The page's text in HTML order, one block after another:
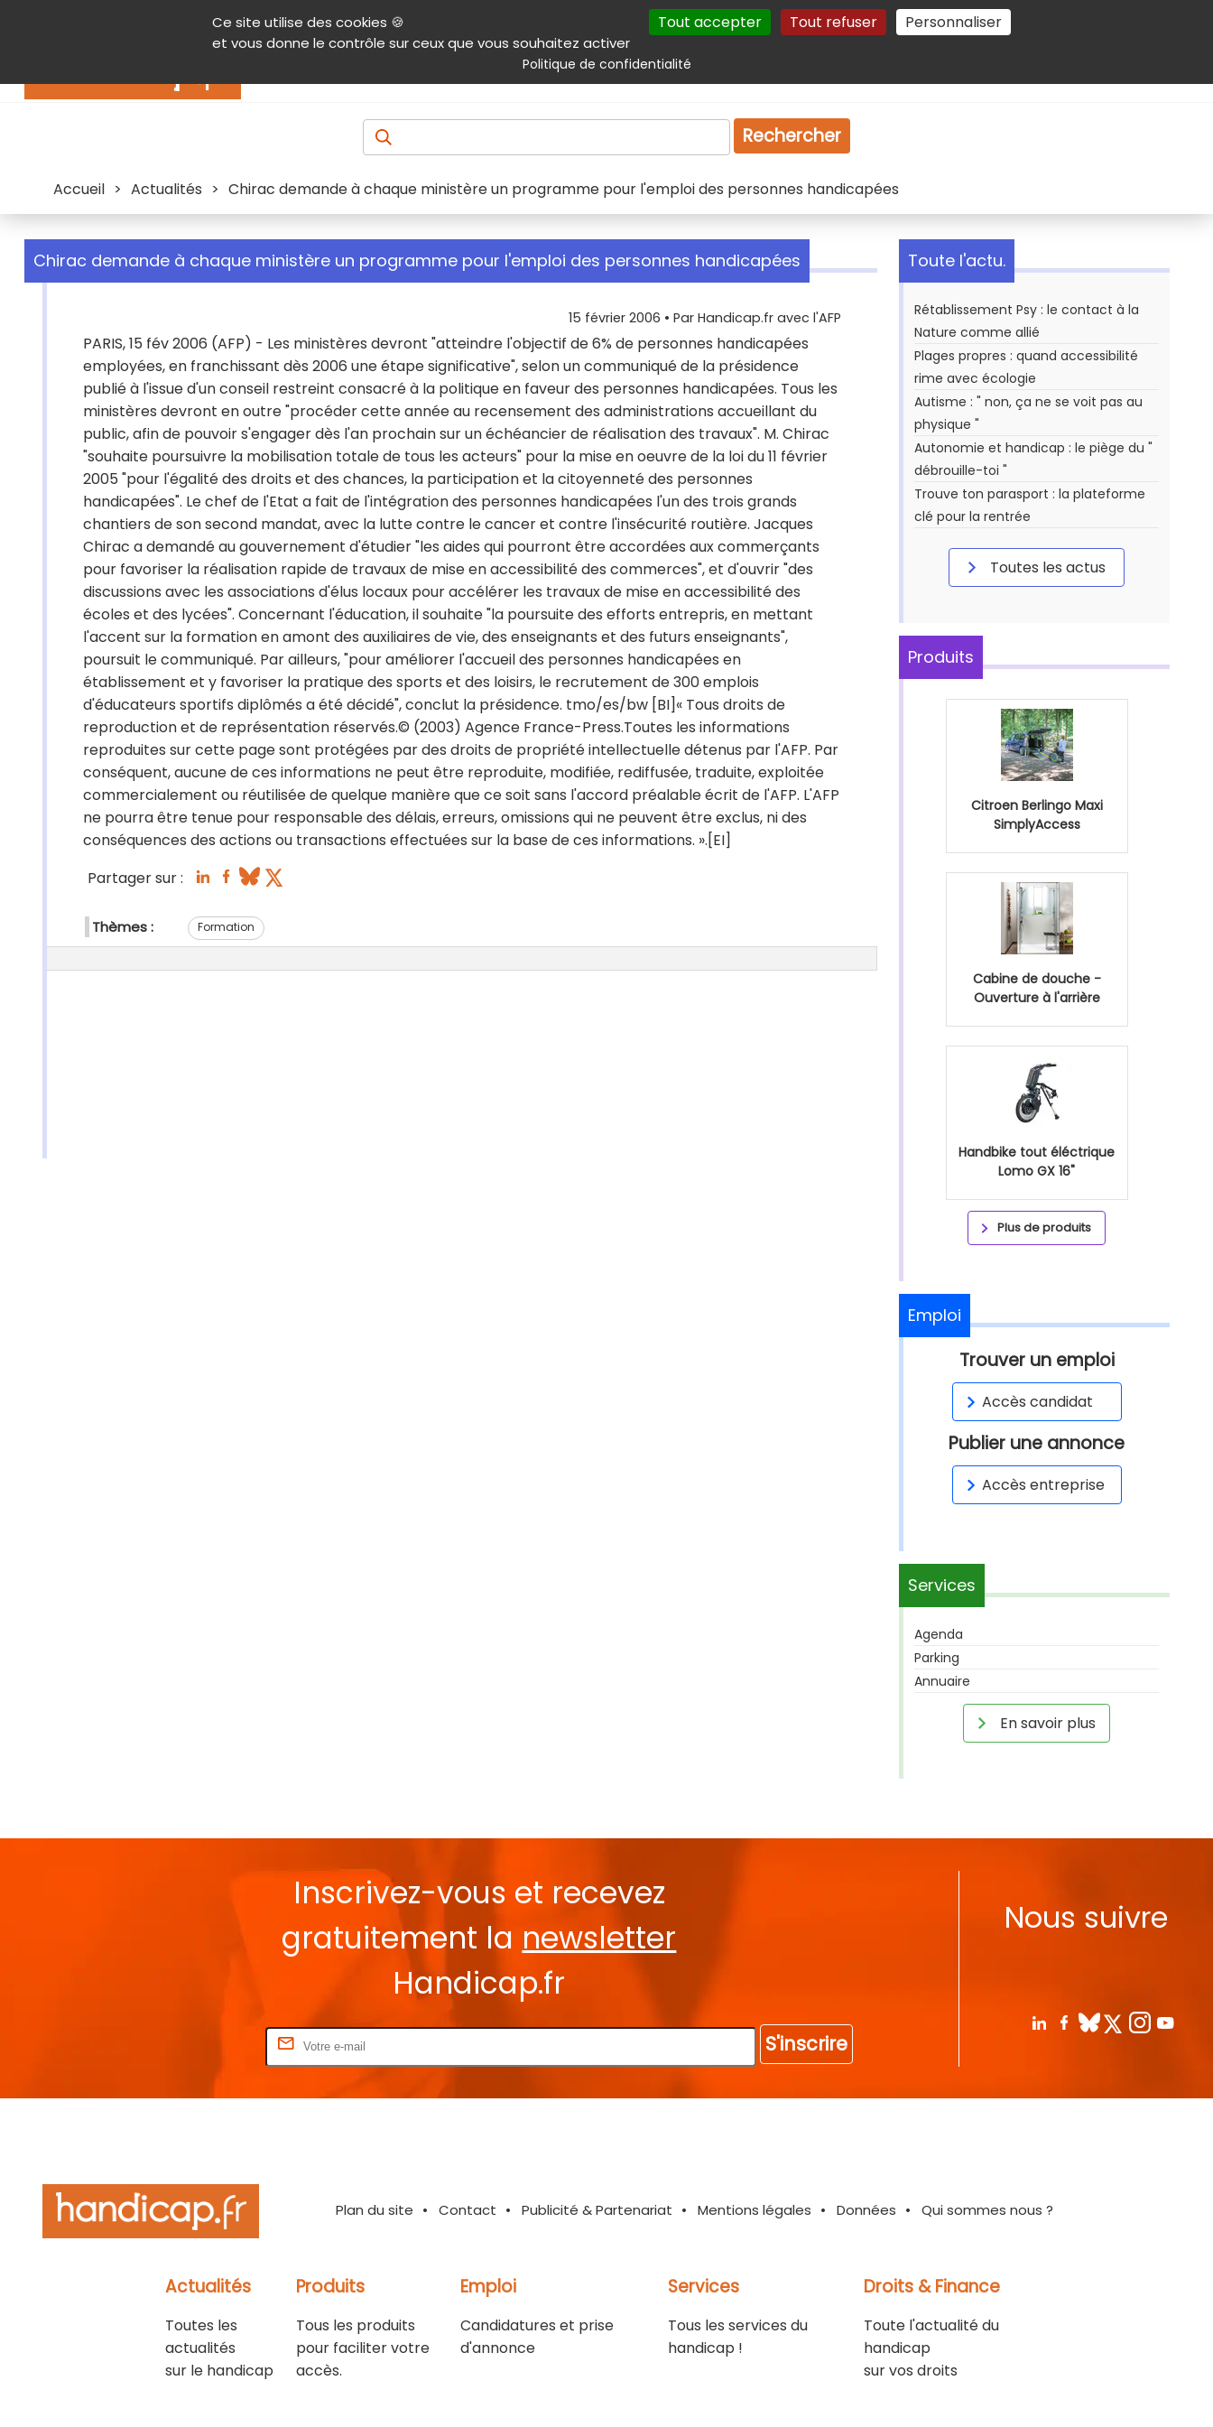
Ce site utilise des cookies 🍪
et vous donne le contrôle sur ceux que vous souhaitez activer
Tout accepter Tout refuser Personnaliser
Politique de confidentialité
Contenu Aide et accessibilité Menu principal Autres services Plan du site Gestion des cookies
Produits & services Emploi Droit
Rechercher
Accueil > Actualités > Chirac demande à chaque ministère un programme pour l'emploi des personnes handicapées
Chirac demande à chaque ministère un programme pour l'emploi des personnes handicapées
15 février 2006 • Par Handicap.fr avec l'AFP
PARIS, 15 fév 2006 (AFP) - Les ministères devront "atteindre l'objectif de 6% de personnes handicapées
employées, en franchissant dès 2006 une étape significative", selon un communiqué de la présidence
publié à l'issue d'un conseil restreint consacré à la politique en faveur des personnes handicapées. Tous les
ministères devront en outre "procéder cette année au recensement des administrations accueillant du
public, afin de pouvoir s'engager dès l'an prochain sur un échéancier de réalisation des travaux". M. Chirac
"souhaite poursuivre la mobilisation totale de tous les acteurs" pour la mise en oeuvre de la loi du 11 février
2005 "pour l'égalité des droits et des chances, la participation et la citoyenneté des personnes
handicapées". Le chef de l'Etat a fait de l'intégration des personnes handicapées l'un des trois grands
chantiers de son second mandat, avec la lutte contre le cancer et contre l'insécurité routière. Jacques
Chirac a demandé au gouvernement d'étudier "les aides qui pourront être accordées aux commerçants
pour favoriser la réalisation rapide de travaux de mise en accessibilité des commerces", et d'ouvrir "des
discussions avec les associations d'élus locaux pour accélérer les travaux de mise en accessibilité des
écoles et des lycées". Concernant l'éducation, il souhaite "la poursuite des efforts entrepris, en mettant
l'accent sur la formation en amont des auxiliaires de vie, des enseignants et des futurs enseignants",
poursuit le communiqué. Par ailleurs, "pour améliorer l'accueil des personnes handicapées en
établissement et y favoriser la pratique des sports et des loisirs, le recrutement de 300 emplois
d'éducateurs sportifs diplômés a été décidé", conclut la présidence. tmo/es/bw [BI]« Tous droits de
reproduction et de représentation réservés.© (2003) Agence France-Press.Toutes les informations
reproduites sur cette page sont protégées par des droits de propriété intellectuelle détenus par l'AFP. Par
conséquent, aucune de ces informations ne peut être reproduite, modifiée, rediffusée, traduite, exploitée
commercialement ou réutilisée de quelque manière que ce soit sans l'accord préalable écrit de l'AFP. L'AFP
ne pourra être tenue pour responsable des délais, erreurs, omissions qui ne peuvent être exclus, ni des
conséquences des actions ou transactions effectuées sur la base de ces informations. ».[EI]
Partager sur :
Thèmes : Formation
Toute l'actu.
Rétablissement Psy : le contact à la
Nature comme allié
Plages propres : quand accessibilité
rime avec écologie
Autisme : " non, ça ne se voit pas au
physique "
Autonomie et handicap : le piège du "
débrouille-toi "
Trouve ton parasport : la plateforme
clé pour la rentrée
Toutes les actus
Produits
Citroen Berlingo Maxi
SimplyAccess
Cabine de douche -
Ouverture à l'arrière
Handbike tout éléctrique
Lomo GX 16"
Plus de produits
Emploi
Trouver un emploi
Accès candidat
Publier une annonce
Accès entreprise
Services
Agenda
Parking
Annuaire
En savoir plus
Inscrivez-vous et recevez
gratuitement la newsletter
Handicap.fr
S'inscrire
Nous suivre
Plan du site Contact Publicité & Partenariat Mentions légales Données Qui sommes nous ?
Actualités
Toutes les
actualités
sur le handicap
Produits
Tous les produits
pour faciliter votre
accès.
Emploi
Candidatures et prise
d'annonce
Services
Tous les services du
handicap !
Droits & Finance
Toute l'actualité du
handicap
sur vos droits